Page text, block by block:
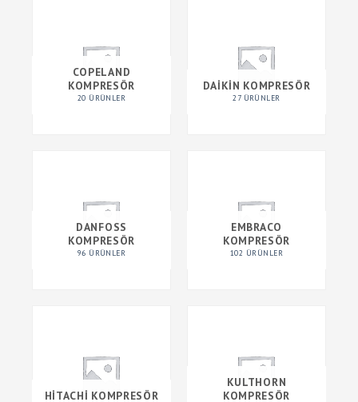
COPELAND
KOMPRESÖR
20 ÜRÜNLER
DAIKIN KOMPRESÖR
27 ÜRÜNLER
DANFOSS
KOMPRESÖR
96 ÜRÜNLER
EMBRACO
KOMPRESÖR
102 ÜRÜNLER
HITACHI KOMPRESÖR
KULTHORN
KOMPRESÖR